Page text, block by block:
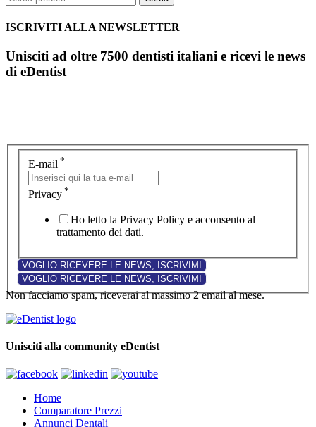
ISCRIVITI ALLA NEWSLETTER
Unisciti ad oltre 7500 dentisti italiani e ricevi le news
di eDentist
E-mail *
Privacy *
Ho letto la Privacy Policy e acconsento al
trattamento dei dati.
Non facciamo spam, riceverai al massimo 2 email al mese.
Unisciti alla community eDentist
Home
Comparatore Prezzi
Annunci Dentali